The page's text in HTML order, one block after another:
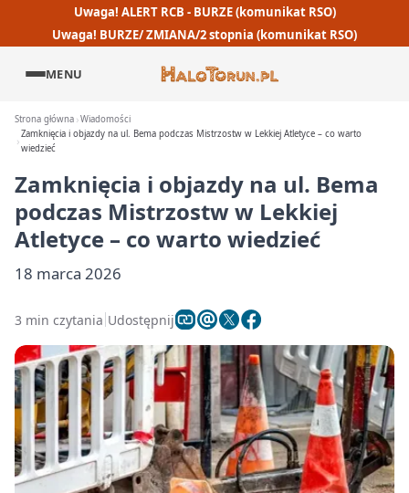
Uwaga! ALERT RCB - BURZE (komunikat RSO)
Uwaga! BURZE/ ZMIANA/2 stopnia (komunikat RSO)
MENU
Strona główna Wiadomości
Zamknięcia i objazdy na ul. Bema podczas Mistrzostw w Lekkiej Atletyce – co warto
wiedzieć
Zamknięcia i objazdy na ul. Bema
podczas Mistrzostw w Lekkiej
Atletyce – co warto wiedzieć
18 marca 2026
3 min czytania Udostępnij